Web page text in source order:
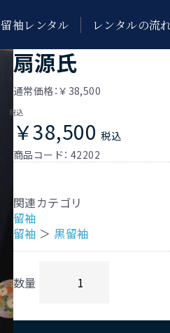
留袖レンタル レンタルの流
扇源氏
通常価格：￥38,500
税込
￥38,500 税込
商品コード： 42202
関連カテゴリ
留袖
留袖 ＞ 黒留袖
数量